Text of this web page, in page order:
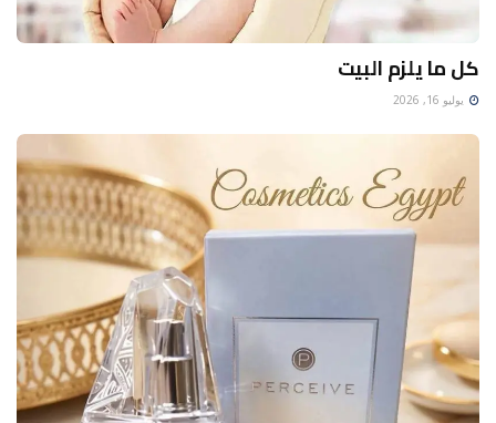
كل ما يلزم البيت
يوليو 16, 2026